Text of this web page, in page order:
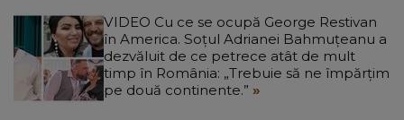
VIDEO Cu ce se ocupă George Restivan
în America. Soțul Adrianei Bahmuțeanu a
dezvăluit de ce petrece atât de mult
timp în România: „Trebuie să ne împărțim
pe două continente.”